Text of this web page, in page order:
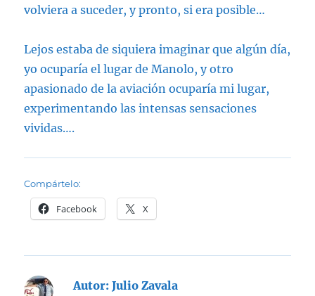
volviera a suceder, y pronto, si era posible…
Lejos estaba de siquiera imaginar que algún día,
yo ocuparía el lugar de Manolo, y otro
apasionado de la aviación ocuparía mi lugar,
experimentando las intensas sensaciones
vividas….
Compártelo:
Facebook X
Autor: Julio Zavala